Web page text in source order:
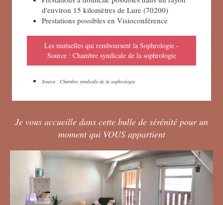
d'environ 15 kilomètres de Lure (70200)
Prestations possibles en Visioconférence
Les mutuelles qui remboursent la Sophrologie -
Source : Chambre syndicale de la sophrologie
Source : Chambre syndicale de la sophrologie
Je vous accueille dans cette bulle de sérénité pour un
moment qui VOUS appartient